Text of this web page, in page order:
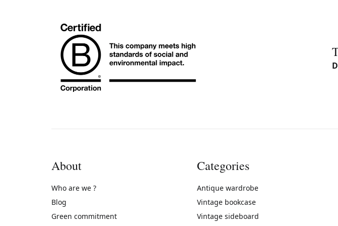
About
Who are we ?
Blog
Green commitment
Categories
Antique wardrobe
Vintage bookcase
Vintage sideboard